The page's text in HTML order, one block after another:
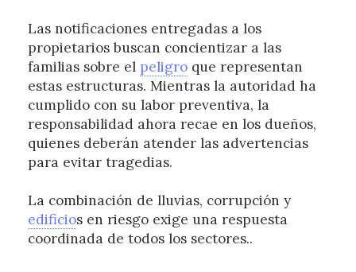
Las notificaciones entregadas a los
propietarios buscan concientizar a las
familias sobre el peligroque representan
estas estructuras. Mientras la autoridad ha
cumplido con su labor preventiva, la
responsabilidad ahora recae en los dueños,
quienes deberán atender las advertencias
para evitar tragedias.
La combinación de lluvias, corrupción y
edificios en riesgo exige una respuesta
coordinada de todos los sectores..